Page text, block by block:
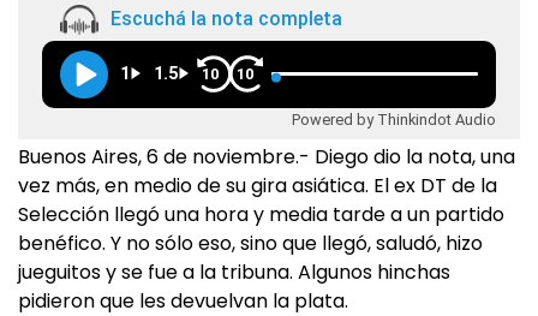
Escuchá la nota completa
1 1.5 10 10
Powered by Thinkindot Audio
Buenos Aires, 6 de noviembre.- Diego dio la nota, una
vez más, en medio de su gira asiática. El ex DT de la
Selección llegó una hora y media tarde a un partido
benéfico. Y no sólo eso, sino que llegó, saludó, hizo
jueguitos y se fue a la tribuna. Algunos hinchas
pidieron que les devuelvan la plata.